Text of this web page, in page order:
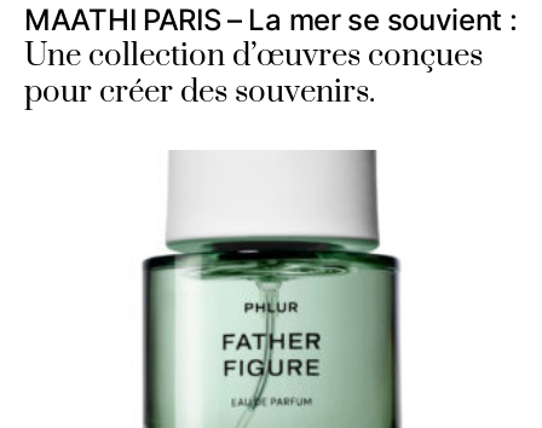
MAATHI PARIS – La mer se souvient :
Une collection d’œuvres conçues
pour créer des souvenirs.